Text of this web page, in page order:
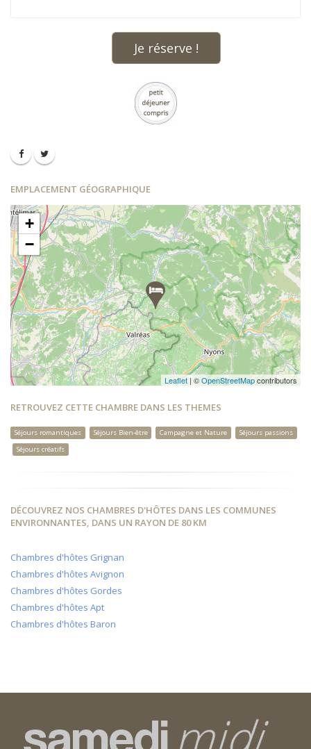
Je réserve !
EMPLACEMENT GÉOGRAPHIQUE
+
−
Leaflet| ©OpenStreetMapcontributors
RETROUVEZ CETTE CHAMBRE DANS LES THEMES
Séjours romantiques Séjours Bien-être Campagne et Nature
Séjours passions
Séjours créatifs
DÉCOUVREZ NOS CHAMBRES D'HÔTES DANS LES COMMUNES
ENVIRONNANTES, DANS UN RAYON DE 80 KM
Chambres d'hôtes Grignan
Chambres d'hôtes Avignon
Chambres d'hôtes Gordes
Chambres d'hôtes Apt
Chambres d'hôtes Baron